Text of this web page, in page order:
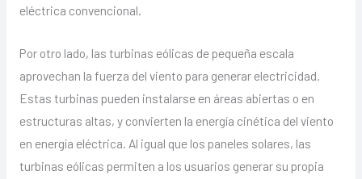
eléctrica convencional.
Por otro lado, las turbinas eólicas de pequeña escala
aprovechan la fuerza del viento para generar electricidad.
Estas turbinas pueden instalarse en áreas abiertas o en
estructuras altas, y convierten la energía cinética del viento
en energía eléctrica. Al igual que los paneles solares, las
turbinas eólicas permiten a los usuarios generar su propia